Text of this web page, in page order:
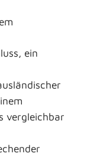
ein
vergleichbar